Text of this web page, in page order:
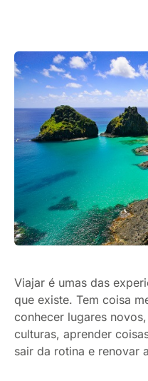
Viajar é umas das
que existe. Tem coisa
conhecer lugares
culturas, aprender
sair da rotina e renovar